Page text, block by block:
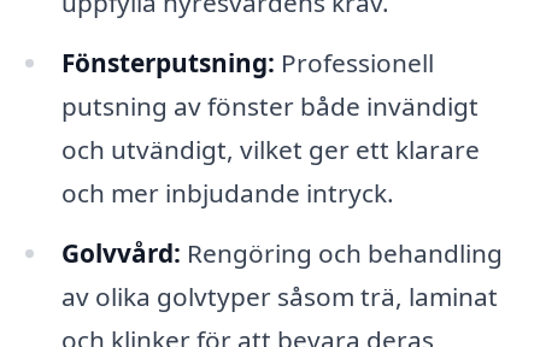
Fönsterputsning: Professionell
putsning av fönster både invändigt
och utvändigt, vilket ger ett klarare
och mer inbjudande intryck.
Golvvård: Rengöring och behandling
av olika golvtyper såsom trä, laminat
och klinker för att bevara deras